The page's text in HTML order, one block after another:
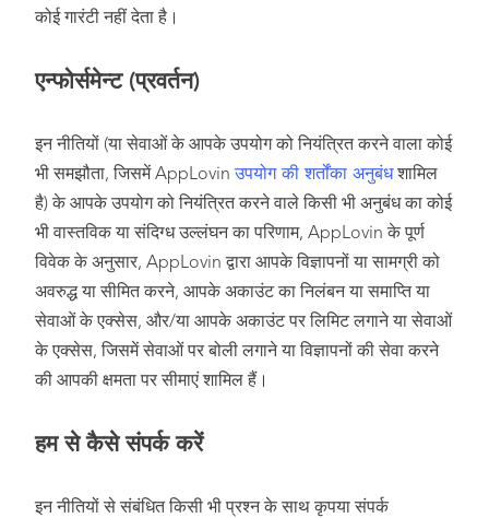
कोई गारंटी नहीं देता है।
एन्फोर्समेन्ट (प्रवर्तन)
इन नीतियों (या सेवाओं के आपके उपयोग को नियंत्रित करने वाला कोई
भी समझौता, जिसमें AppLovinउपयोग की शर्तोंका अनुबंधशामिल
है) के आपके उपयोग को नियंत्रित करने वाले किसी भी अनुबंध का कोई
भी वास्तविक या संदिग्ध उल्लंघन का परिणाम, AppLovin के पूर्ण
विवेक के अनुसार, AppLovin द्वारा आपके विज्ञापनों या सामग्री को
अवरुद्ध या सीमित करने, आपके अकाउंट का निलंबन या समाप्ति या
सेवाओं के एक्सेस, और/या आपके अकाउंट पर लिमिट लगाने या सेवाओं
के एक्सेस, जिसमें सेवाओं पर बोली लगाने या विज्ञापनों की सेवा करने
की आपकी क्षमता पर सीमाएं शामिल हैं।
हम से कैसे संपर्क करें
इन नीतियों से संबंधित किसी भी प्रश्न के साथ कृपया संपर्क